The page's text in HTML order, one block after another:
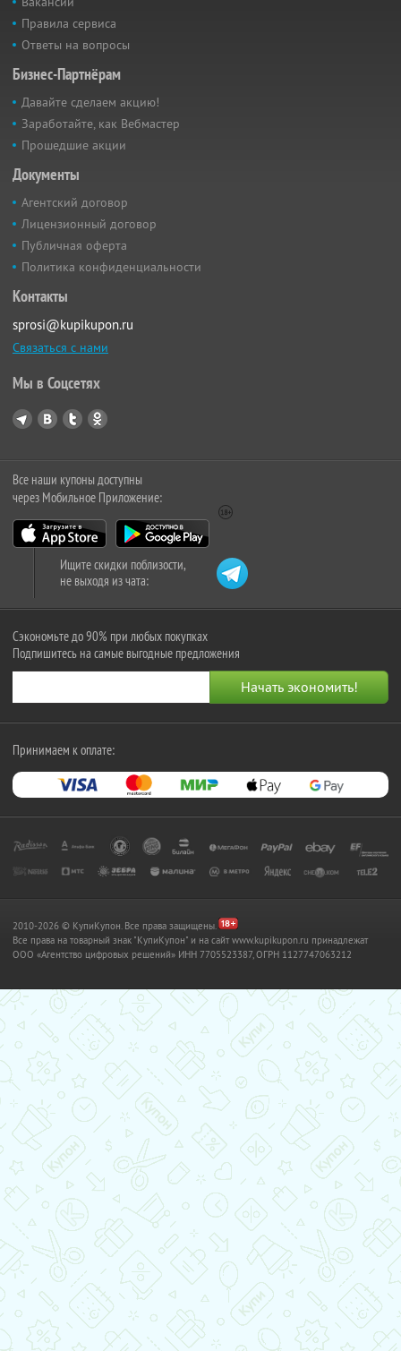
Правила сервиса
Ответы на вопросы
Бизнес-Партнёрам
Давайте сделаем акцию!
Заработайте, как Вебмастер
Прошедшие акции
Документы
Агентский договор
Лицензионный договор
Публичная оферта
Политика конфиденциальности
Контакты
sprosi@kupikupon.ru
Связаться с нами
Мы в Соцсетях
Все наши купоны доступны
через Мобильное Приложение:
Ищите скидки поблизости,
не выходя из чата:
Сэкономьте до 90% при любых покупках
Подпишитесь на самые выгодные предложения
Принимаем к оплате:
2010-2026 © КупиКупон. Все права защищены.
Все права на товарный знак "КупиКупон" и на сайт www.kupikupon.ru принадлежат
OOO «Агентство цифровых решений» ИНН 7705523387, ОГРН 1127747063212